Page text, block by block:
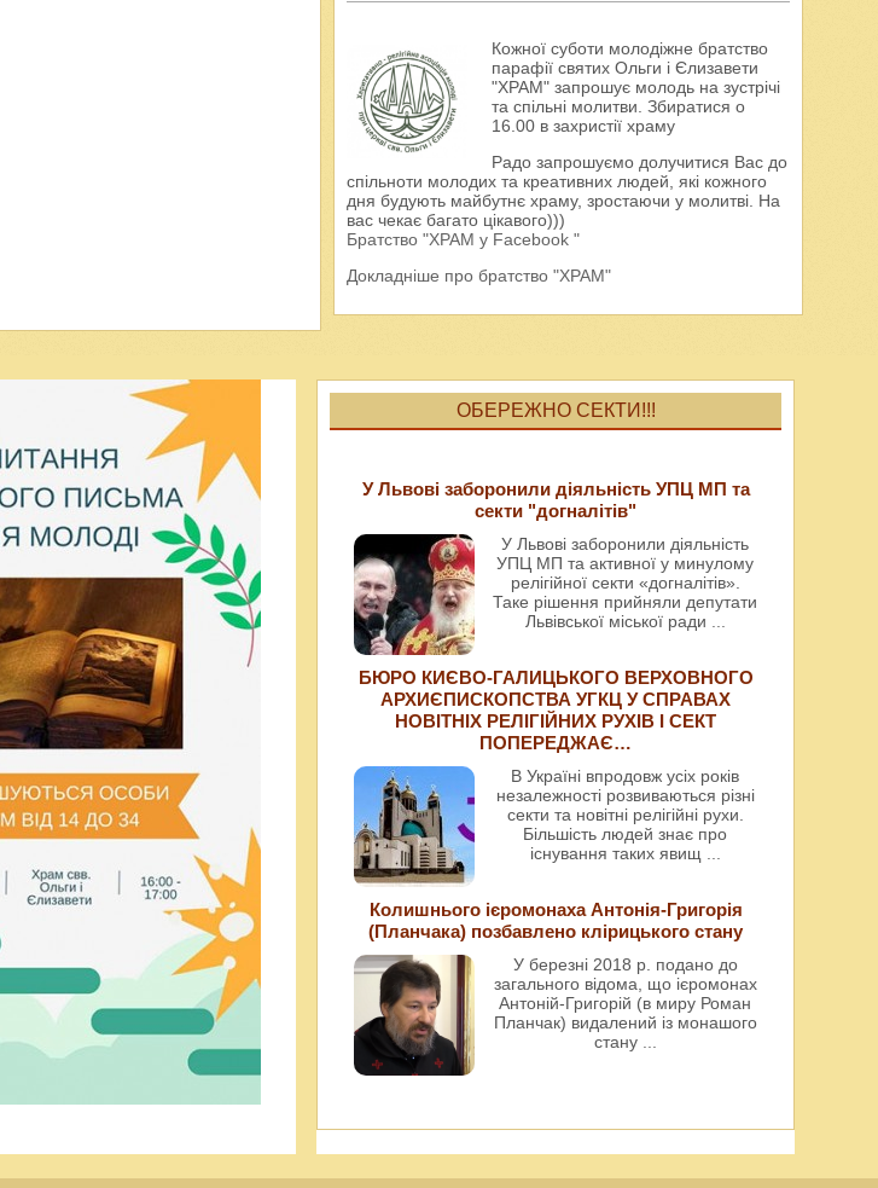
Кожної суботи молодіжне братство
парафії святих Ольги і Єлизавети
"ХРАМ" запрошує молодь на зустрічі
та спільні молитви. Збиратися о
16.00 в захристії храму
Радо запрошуємо долучитися Вас до
спільноти молодих та креативних людей, які кожного
дня будують майбутнє храму, зростаючи у молитві. На
вас чекає багато цікавого)))
Братство "ХРАМ у Facebook "
Докладніше про братство "ХРАМ"
ОБЕРЕЖНО СЕКТИ!!!
У Львові заборонили діяльність УПЦ МП та
секти "догналітів"
У Львові заборонили діяльність
УПЦ МП та активної у минулому
релігійної секти «догналітів».
Таке рішення прийняли депутати
Львівської міської ради
БЮРО КИЄВО-ГАЛИЦЬКОГО ВЕРХОВНОГО
АРХИЄПИСКОПСТВА УГКЦ У СПРАВАХ
НОВІТНІХ РЕЛІГІЙНИХ РУХІВ І СЕКТ
ПОПЕРЕДЖАЄ…
В Україні впродовж усіх років
незалежності розвиваються різні
секти та новітні релігійні рухи.
Більшість людей знає про
існування таких явищ
Колишнього ієромонаха Антонія-Григорія
(Планчака) позбавлено клірицького стану
У березні 2018 р. подано до
загального відома, що ієромонах
Антоній-Григорій (в миру Роман
Планчак) видалений із монашого
стану